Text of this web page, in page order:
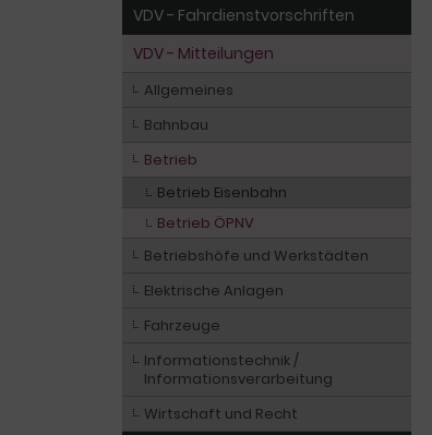
VDV - Fahrdienstvorschriften
VDV - Mitteilungen
Allgemeines
Bahnbau
Betrieb
Betrieb Eisenbahn
Betrieb ÖPNV
Betriebshöfe und Werkstädten
Elektrische Anlagen
Fahrzeuge
Informationstechnik /
Informationsverarbeitung
Wirtschaft und Recht